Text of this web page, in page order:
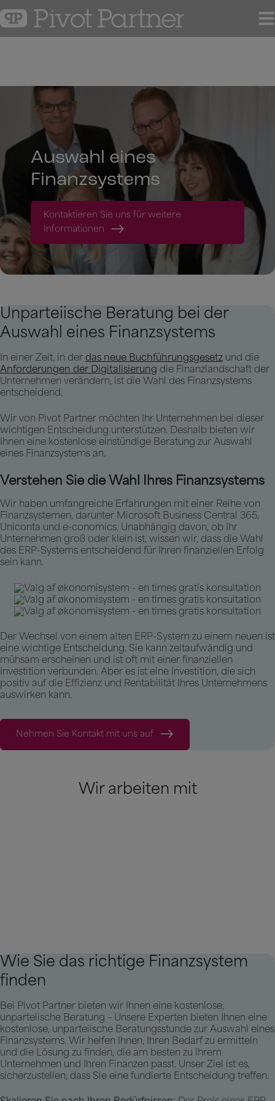
til
Auswahl eines
Finanzsystems
Kontaktieren Sie uns für weitere
Informationen
Unparteiische Beratung bei der
Auswahl eines Finanzsystems
In einer Zeit, in der das neue Buchführungsgesetz und die
Anforderungen der Digitalisierung die Finanzlandschaft der
Unternehmen verändern, ist die Wahl des Finanzsystems
entscheidend.
Wir von Pivot Partner möchten Ihr Unternehmen bei dieser
wichtigen Entscheidung unterstützen. Deshalb bieten wir
Ihnen eine kostenlose einstündige Beratung zur Auswahl
eines Finanzsystems an.
Verstehen Sie die Wahl Ihres Finanzsystems
Wir haben umfangreiche Erfahrungen mit einer Reihe von
Finanzsystemen, darunter Microsoft Business Central 365,
Uniconta und e-conomics. Unabhängig davon, ob Ihr
Unternehmen groß oder klein ist, wissen wir, dass die Wahl
des ERP-Systems entscheidend für Ihren finanziellen Erfolg
sein kann.
Der Wechsel von einem alten ERP-System zu einem neuen ist
eine wichtige Entscheidung. Sie kann zeitaufwändig und
mühsam erscheinen und ist oft mit einer finanziellen
Investition verbunden. Aber es ist eine Investition, die sich
positiv auf die Effizienz und Rentabilität Ihres Unternehmens
auswirken kann.
Nehmen Sie Kontakt mit uns auf
Wir arbeiten mit
Wie Sie das richtige Finanzsystem
finden
Bei Pivot Partner bieten wir Ihnen eine kostenlose,
unparteiische Beratung – Unsere Experten bieten Ihnen eine
kostenlose, unparteiische Beratungsstunde zur Auswahl eines
Finanzsystems. Wir helfen Ihnen, Ihren Bedarf zu ermitteln
und die Lösung zu finden, die am besten zu Ihrem
Unternehmen und Ihren Finanzen passt. Unser Ziel ist es,
sicherzustellen, dass Sie eine fundierte Entscheidung treffen.